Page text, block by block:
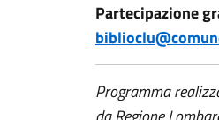
Partecipazione
Programma